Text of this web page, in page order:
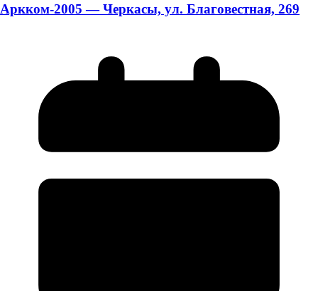
Аркком-2005 — Черкасы, ул. Благовестная, 269